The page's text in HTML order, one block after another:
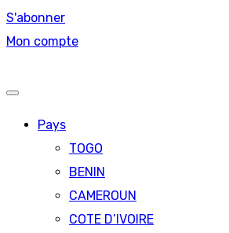
S'abonner
Mon compte
Pays
TOGO
BENIN
CAMEROUN
COTE D’IVOIRE